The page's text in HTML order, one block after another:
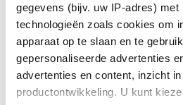
gegevens (bijv. uw IP-adres) met
technologieën zoals cookies om
apparaat op te slaan en te
gepersonaliseerde advertenties
advertenties en content, inzicht
productontwikkeling. U kunt
Zakelijk contact